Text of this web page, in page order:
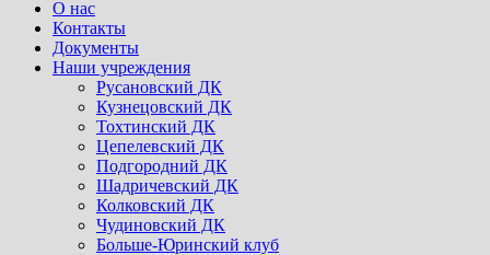
Menu
О нас
Контакты
Документы
Наши учреждения
Русановский ДК
Кузнецовский ДК
Тохтинский ДК
Цепелевский ДК
Подгородний ДК
Шадричевский ДК
Колковский ДК
Чудиновский ДК
Больше-Юринский клуб